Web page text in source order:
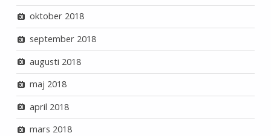
oktober 2018
september 2018
augusti 2018
maj 2018
april 2018
mars 2018